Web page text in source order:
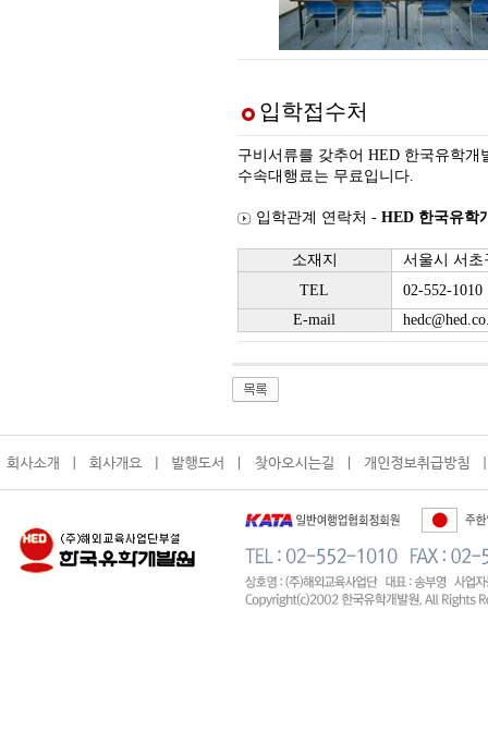
입학접수처
구비서류를 갖추어 HED 한국유학개
수속대행료는 무료입니다.
입학관계 연락처 - HED 한국유학
소재지
서울시 서초
TEL
02-552-1010
E-mail